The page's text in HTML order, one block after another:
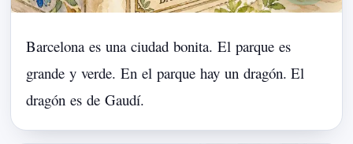
Barcelona es una ciudad bonita. El parque es
grande y verde. En el parque hay un dragón. El
dragón es de Gaudí.